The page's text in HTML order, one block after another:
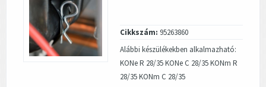
Cikkszám: 95263860
Alábbi készülékekben alkalmazható:
KONe R 28/35 KONe C 28/35 KONm R
28/35 KONm C 28/35